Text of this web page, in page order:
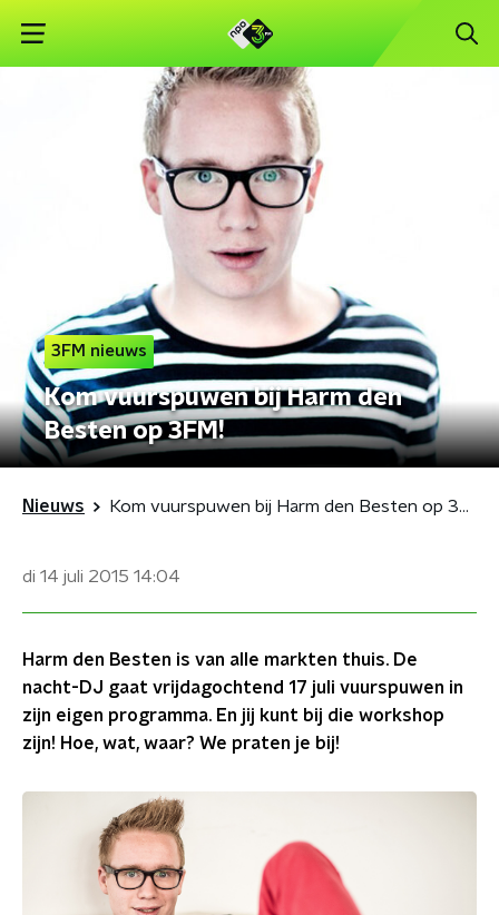
3FM nieuws
Kom vuurspuwen bij Harm den
Besten op 3FM!
Nieuws Kom vuurspuwen bij Harm den Besten op 3FM!
di 14 juli 2015 14:04
Harm den Besten is van alle markten thuis. De
nacht-DJ gaat vrijdagochtend 17 juli vuurspuwen in
zijn eigen programma. En jij kunt bij die workshop
zijn! Hoe, wat, waar? We praten je bij!